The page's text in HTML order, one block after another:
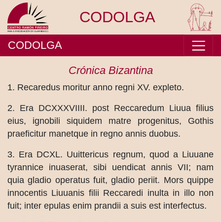
CODOLGA
CODOLGA
Crónica Bizantina
1. Recaredus moritur anno regni XV. expleto.
2. Era DCXXXVIIII. post Reccaredum Liuua filius
eius, ignobili siquidem matre progenitus, Gothis
praeficitur manetque in regno annis duobus.
3. Era DCXL. Uuittericus regnum, quod a Liuuane
tyrannice inuaserat, sibi uendicat annis VII; nam
quia gladio operatus fuit, gladio periit. Mors quippe
innocentis Liuuanis filii Reccaredi inulta in illo non
fuit; inter epulas enim prandii a suis est interfectus.